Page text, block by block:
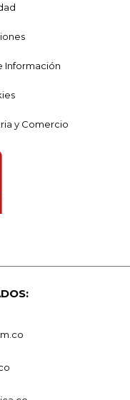
Información
y Comercio